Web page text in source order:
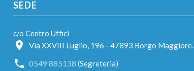
SEDE
c/o Centro Uffici
Via XXVIII Luglio, 196 - 47893 Borgo Maggiore.
0549 885138 (Segreteria)